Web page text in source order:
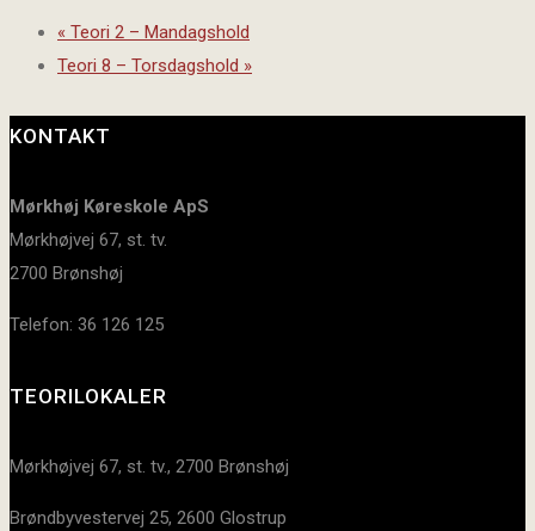
« Teori 2 – Mandagshold
Teori 8 – Torsdagshold »
KONTAKT
Mørkhøj Køreskole ApS
Mørkhøjvej 67, st. tv.
2700 Brønshøj
Telefon: 36 126 125
TEORILOKALER
Mørkhøjvej 67, st. tv., 2700 Brønshøj
Brøndbyvestervej 25, 2600 Glostrup